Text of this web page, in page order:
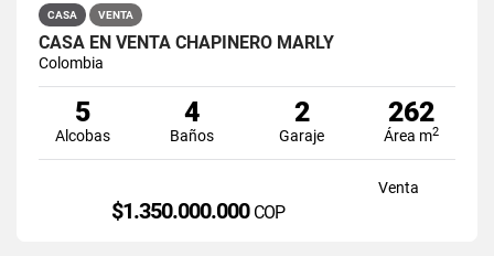
CASA VENTA
CASA EN VENTA CHAPINERO MARLY
Colombia
5
Alcobas
4
Baños
2
Garaje
262
Área m2
Venta
$1.350.000.000 COP